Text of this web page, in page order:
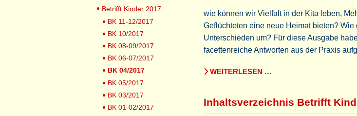
wie können wir Vielfalt in der Kita leben,
Geflüchteten eine neue Heimat bieten?
Unterschieden um? Für diese Ausgabe
facettenreiche Antworten aus der Praxis
WEITERLESEN …
Inhaltsverzeichnis Betrifft
Betrifft Kinder 2017
BK 11-12/2017
BK 10/2017
BK 08-09/2017
BK 06-07/2017
BK 04/2017
BK 05/2017
BK 03/2017
BK 01-02/2017